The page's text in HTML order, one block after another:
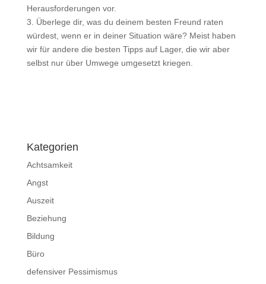
Herausforderungen vor.
3. Überlege dir, was du deinem besten Freund raten
würdest, wenn er in deiner Situation wäre? Meist haben
wir für andere die besten Tipps auf Lager, die wir aber
selbst nur über Umwege umgesetzt kriegen.
Kategorien
Achtsamkeit
Angst
Auszeit
Beziehung
Bildung
Büro
defensiver Pessimismus